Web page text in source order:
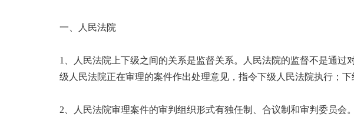
一、人民法院
1、人民法院上下级之间的关系是监督关系。人民法院的监督不是通
级人民法院正在审理的案件作出处理意见，指令下级人民法院执行；
2、人民法院审理案件的审判组织形式有独任制、合议制和审判委员